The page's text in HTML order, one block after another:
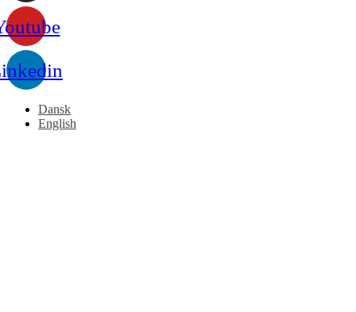
Dansk
English